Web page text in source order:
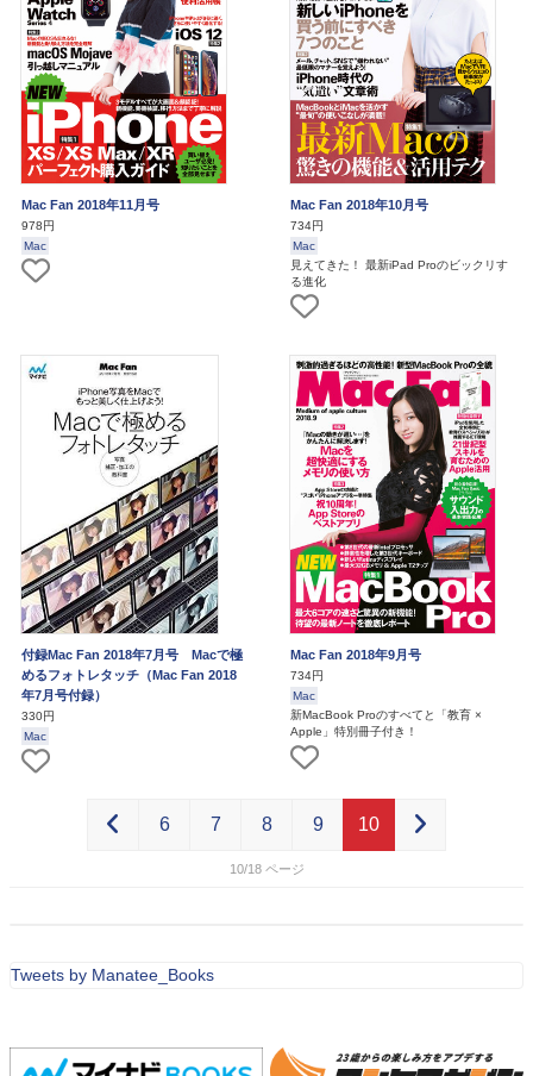
Mac Fan 2018年11月号
978円
Mac
Mac Fan 2018年10月号
734円
Mac
見えてきた！ 最新iPad Proのビックリす
る進化
付録Mac Fan 2018年7月号 Macで極
めるフォトレタッチ（Mac Fan 2018
年7月号付録）
330円
Mac
Mac Fan 2018年9月号
734円
Mac
新MacBook Proのすべてと「教育 ×
Apple」特別冊子付き！
10/18
6 7 8 9 10
Tweets by Manatee_Books